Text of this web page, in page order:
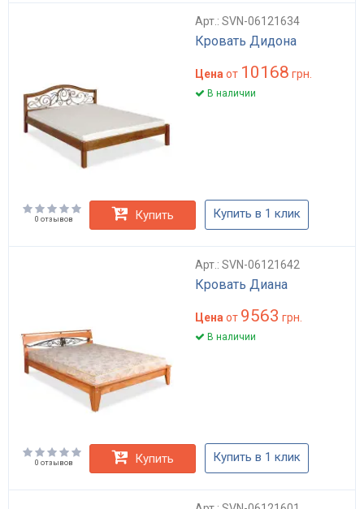
Арт.: SVN-06121634
Кровать Дидона
Цена от 10168 грн.
В наличии
0 отзывов Купить Купить в 1 клик
Арт.: SVN-06121642
Кровать Диана
Цена от 9563 грн.
В наличии
0 отзывов Купить Купить в 1 клик